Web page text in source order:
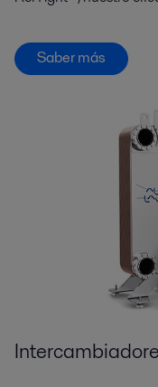
Saber más